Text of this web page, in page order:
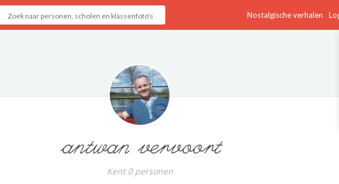
Nostalgische verhalen
antwan vervoort
Kent 0 personen